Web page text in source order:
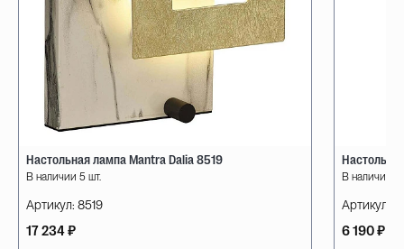
Настольная лампа Mantra Dalia 8519
В наличии 5 шт.
Артикул: 8519
17 234 ₽
В наличии
Артикул:
6 190 ₽